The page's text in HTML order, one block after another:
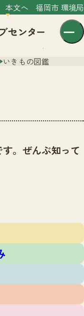
本文へ 福岡市 環境局
いきもの図鑑
。ぜんぶ知って